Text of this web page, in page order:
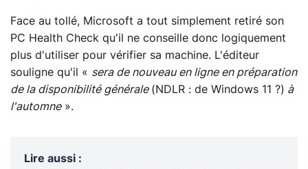
Face au tollé, Microsoft a tout simplement retiré son
PC Health Check qu'il ne conseille donc logiquement
plus d'utiliser pour vérifier sa machine. L'éditeur
souligne qu'il « sera de nouveau en ligne en préparation
de la disponibilité générale (NDLR : de Windows 11 ?) à
l'automne».
Lire aussi :